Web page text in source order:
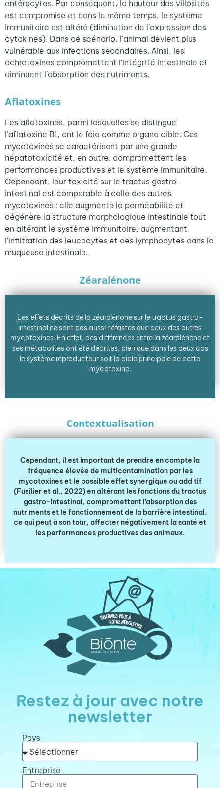
entérocytes. Par conséquent, la hauteur des villosités
est compromise et dans le même temps, le système
immunitaire est altéré (diminution de l’expression des
cytokines). Dans ce scénario, l’animal devient plus
vulnérable aux infections secondaires. Ainsi, les
ochratoxines compromettent l’intégrité intestinale et
diminuent l’absorption des nutriments.
Aflatoxines
Les aflatoxines, parmi lesquelles se distingue
l’aflatoxine B1, ont le foie comme organe cible. Ces
mycotoxines se caractérisent par une grande
hépatotoxicité et, en outre, compromettent les
performances productives et le système immunitaire.
Cependant, leur toxicité sur le tractus gastro-
intestinal est comparable à celle des autres
mycotoxines : elle augmente la perméabilité et
dégénère la structure morphologique intestinale tout
en altérant le système immunitaire, augmentant
l’infiltration des leucocytes et des lymphocytes dans la
muqueuse intestinale.
Zéaralénone
Les effets décrits de la zéaralénone sur le tractus gastro-
intestinal ne sont pas aussi néfastes que ceux des autres
mycotoxines. En effet, des différences entre la zéaralénone et
ses métabolites ont été décrites, bien que dans les deux cas
le système reproducteur soit la cible principale de cette
mycotoxine.
Contextualisation
Cependant, il est important de prendre en compte la
fréquence élevée de multicontamination par les
mycotoxines et le possible effet synergique ou additif
(Fusilier et al., 2022) en altérant les fonctions du tractus
gastro-intestinal, compromettant l’absorption des
nutriments et le fonctionnement de la barrière intestinal,
ce qui peut à son tour, affecter négativement la santé et
les performances productives des animaux.
Restez à jour avec notre
newsletter
Pays
Entreprise